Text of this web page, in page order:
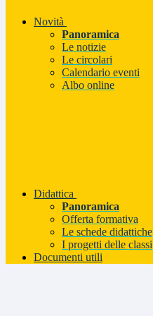
Novità
Panoramica
Le notizie
Le circolari
Calendario eventi
Albo online
Didattica
Panoramica
Offerta formativa
Le schede didattiche
I progetti delle classi
Documenti utili